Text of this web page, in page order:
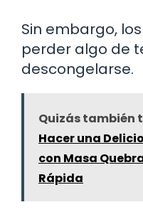
Sin embargo,
perder algo de
descongelarse.
Quizás también
Hacer una
con Masa
Rápida